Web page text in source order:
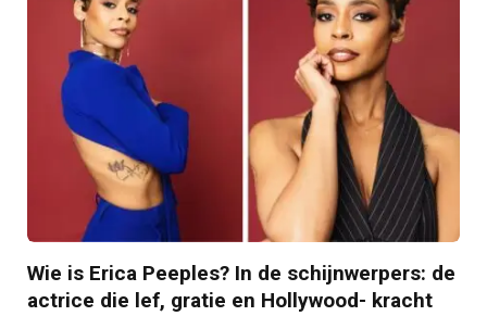
Wie is Erica Peeples? In de schijnwerpers: de
actrice die lef, gratie en Hollywood- kracht